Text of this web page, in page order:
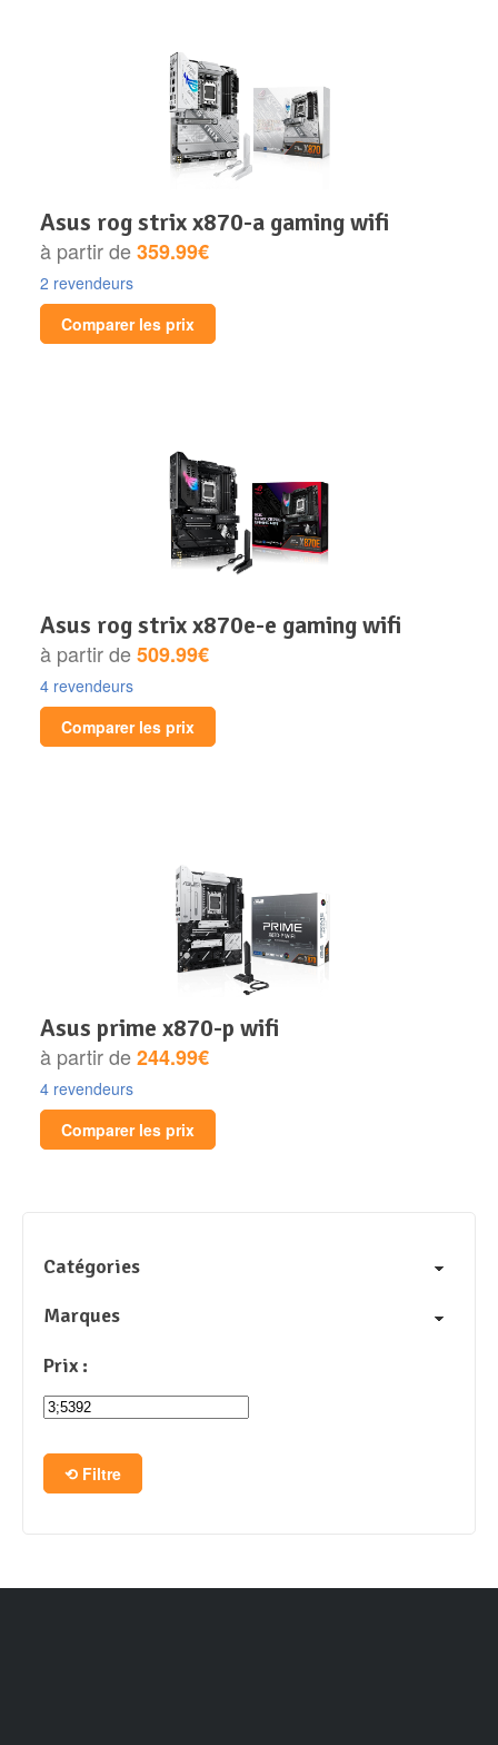
asus rog strix x870-a gaming wifi
à partir de359.99€
2 revendeurs
Comparer les prix
asus rog strix x870e-e gaming wifi
à partir de509.99€
4 revendeurs
Comparer les prix
asus prime x870-p wifi
à partir de244.99€
4 revendeurs
Comparer les prix
Catégories
Marques
Prix :
Filtre